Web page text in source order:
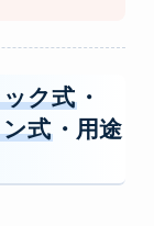
ク式・
式・用途